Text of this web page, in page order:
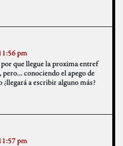
pm
que llegue la proxima entref
pero… conociendo el apego de
a escribir alguno más?
pm